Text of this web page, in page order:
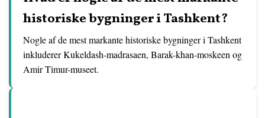
historiske bygninger i Tashkent?
Nogle af de mest markante historiske bygninger i Tashkent
inkluderer Kukeldash-madrasaen, Barak-khan-moskeen og
Amir Timur-museet.